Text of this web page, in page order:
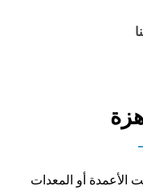
الأعمدة أو المعدات